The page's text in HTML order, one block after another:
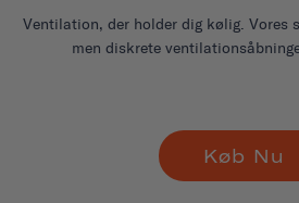
Ventilation, der holder dig kølig. Vores
men diskrete
Køb Nu